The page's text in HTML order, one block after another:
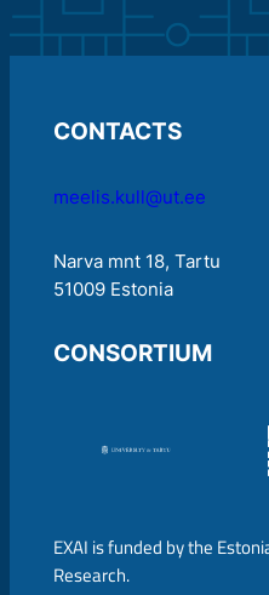
CONTACTS
meelis.kull@ut.ee
Narva mnt 18, Tartu
51009 Estonia
CONSORTIUM
EXAI is funded by the
Research.